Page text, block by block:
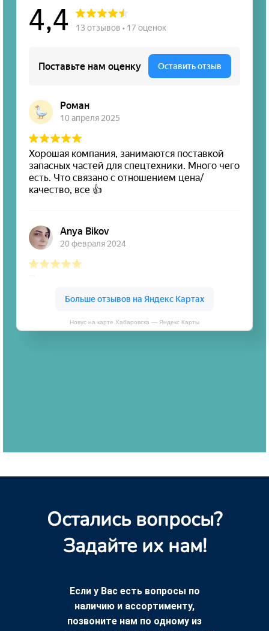
Новус на карте Хабаровска — Яндекс Карты
Остались вопросы?
Задайте их нам!
Если у Вас есть вопросы по
наличию и ассортименту,
позвоните нам по одному из